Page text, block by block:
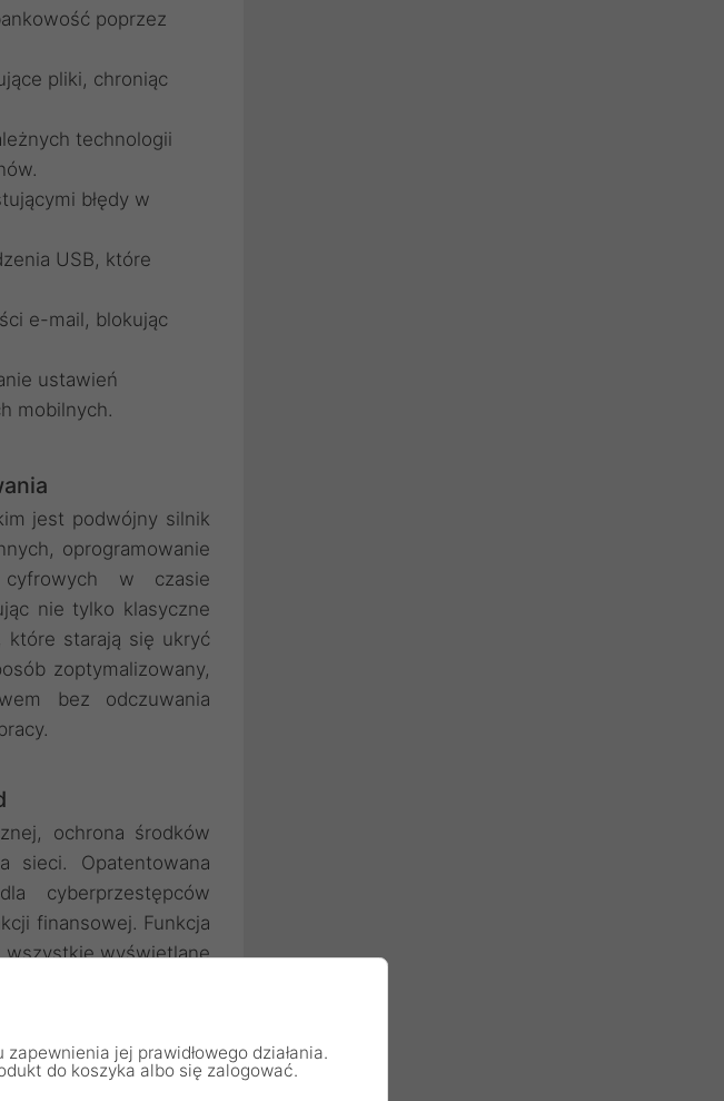
poprzez
pliki, chroniąc
technologii
błędy w
USB, które
e-mail, blokując
ustawień
mobilnych.
jest podwójny silnik
oprogramowanie
cyfrowych w czasie
nie tylko klasyczne
które starają się ukryć
zoptymalizowany,
bez odczuwania
ochrona środków
sieci. Opatentowana
cyberprzestępców
finansowej. Funkcja
wszystkie wyświetlane
każda operacja
pełną pewność, że
mechanizmu
zapewnienia jej prawidłowego działania.
do koszyka albo się zalogować.